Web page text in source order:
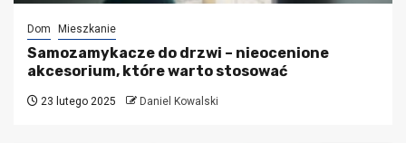
Dom Mieszkanie
Samozamykacze do drzwi – nieocenione
akcesorium, które warto stosować
23 lutego 2025 Daniel Kowalski